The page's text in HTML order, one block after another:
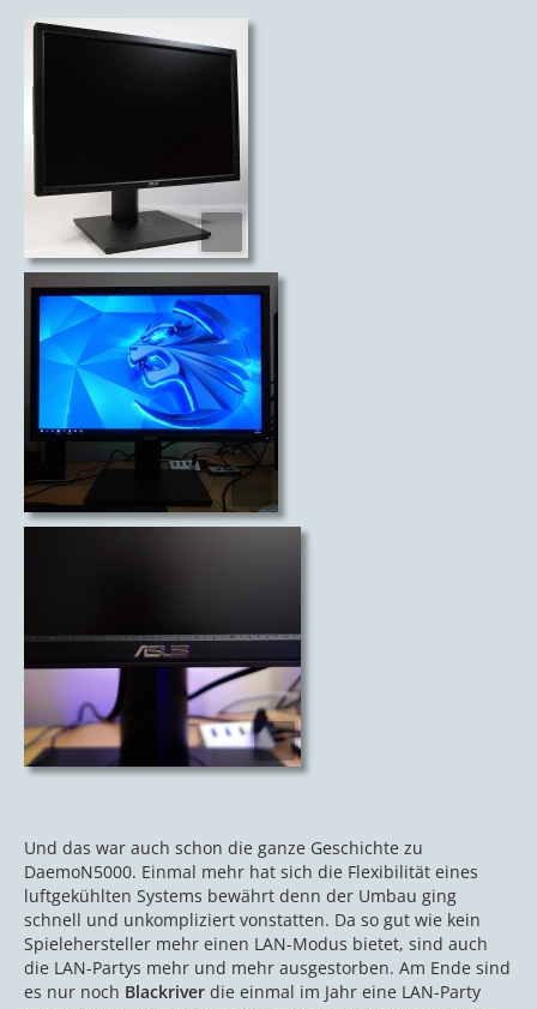
Und das war auch schon die ganze Geschichte zu
DaemoN5000. Einmal mehr hat sich die Flexibilität eines
luftgekühlten Systems bewährt denn der Umbau ging
schnell und unkompliziert vonstatten. Da so gut wie kein
Spielehersteller mehr einen LAN-Modus bietet, sind auch
die LAN-Partys mehr und mehr ausgestorben. Am Ende sind
es nur noch Blackriver die einmal im Jahr eine LAN-Party